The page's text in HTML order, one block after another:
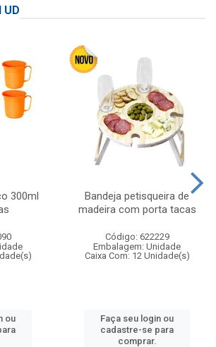
300ml
ou
Bandeja petisqueira de
madeira com porta tacas
Código: 622229
Embalagem: Unidade
Caixa Com: 12 Unidade(s)
Faça seu login ou
cadastre-se para
comprar.